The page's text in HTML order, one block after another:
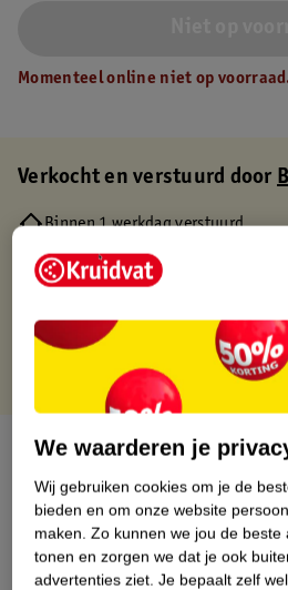
Momenteel online niet op
Verkocht en verstuurd door
Binnen 1 werkdag verstuurd
Gratis thuisbezorgd
Gratis retourneren via
Over dit product
Productinformatie
Nature Impact Score
We waarderen je
Wij gebruiken cookies om je de
bieden en om onze website
maken. Zo kunnen we jou de beste
tonen en zorgen we dat je ook
advertenties ziet. Je bepaalt zelf